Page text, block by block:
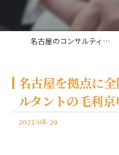
名古屋のコンサルティングなら経営コンサルタント毛利京申
名古屋を拠点に
ルタントの毛利京
2023/08/29